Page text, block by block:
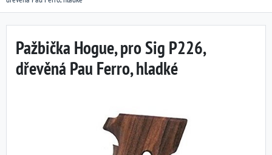
Pažbička Hogue, pro Sig P226,
dřevěná Pau Ferro, hladké